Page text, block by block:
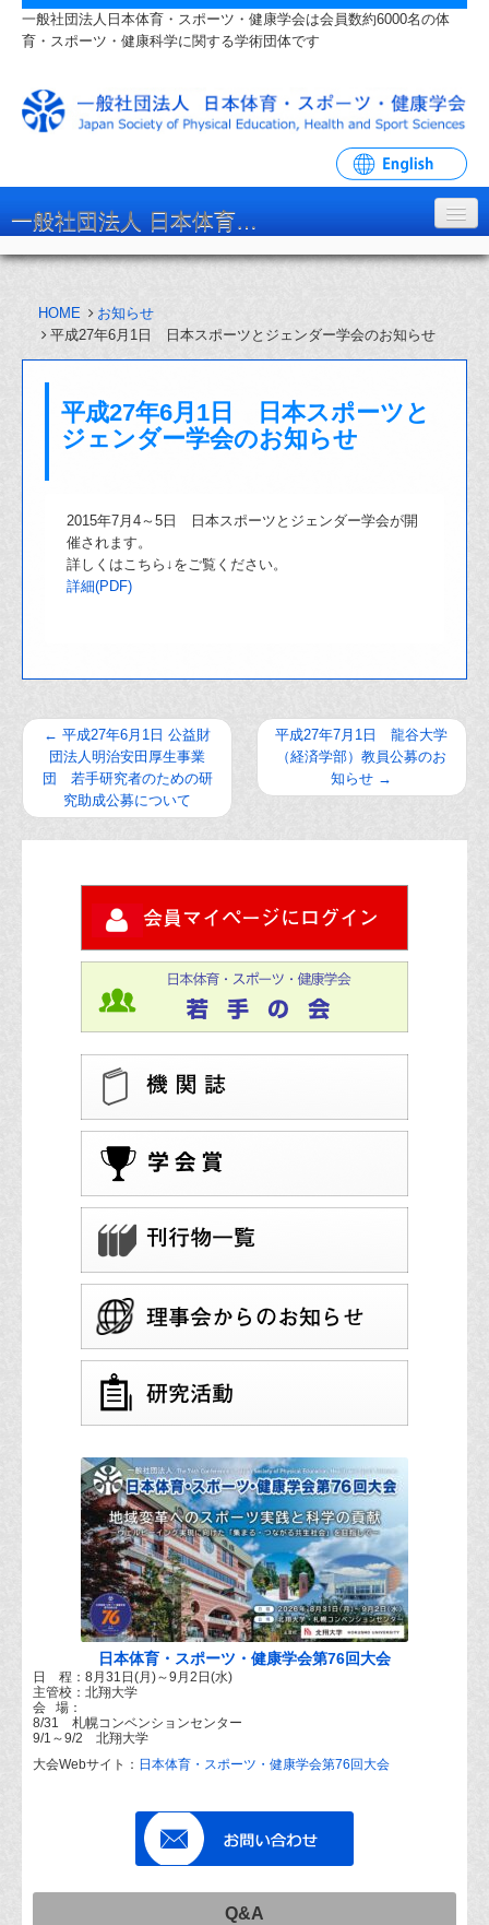
一般社団法人日本体育・スポーツ・健康学会は会員数約6000名の体
育・スポーツ・健康科学に関する学術団体です
一般社団法人 日本体育・スポーツ・健康学会
入会・各種手続
学会大会・研究会
リンク・関連団体
お問い合わせ
HOME
お知らせ
平成27年6月1日 日本スポーツとジェンダー学会のお知らせ
平成27年6月1日 日本スポーツと
ジェンダー学会のお知らせ
2015年7月4～ 5日 日本スポーツとジェンダー学会が開
催されます。
詳しくはこちら↓をご覧ください。
詳細(PDF)
← 平成27年6月1日 公益財
団法人明治安田厚生事業
団 若手研究者のための研
究助成公募について
平成27年7月1日 龍谷大学
（経済学部）教員公募のお
知らせ →
日本体育・スポーツ・健康学会第76回大会
日 程：8月31日(月)～9月2日(水)
主管校：北翔大学
会 場：
8/31 札幌コンベンションセンター
9/1～9/2 北翔大学
大会Webサイト： 日本体育・スポーツ・健康学会第76回大会
Q&A